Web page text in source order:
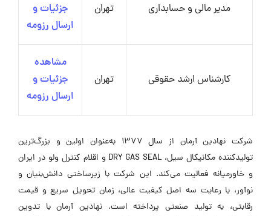
مدیر مالی و حسابداری تهران
جزئیات و
ارسال رزومه
کارشناس ارشد حقوقی تهران
مشاهده
جزئیات و
ارسال رزومه
شرکت نهادین آرمان از سال ۱۳۷۷ به‌عنوان اولین و بزرگ‌ترین
تولیدکننده مکانیکال سیل، DRY GAS SEAL و اقلام کنترل ولو در ایران
و خاورمیانه فعالیت می‌کند. این شرکت با زیرساختی دانش‌بنیان و
نوآور، با رعایت سه اصل کیفیت عالی، زمان تحویل سریع و قیمت
رقابتی، به تولید صنعتی پرداخته است. نهادین آرمان با تدوین